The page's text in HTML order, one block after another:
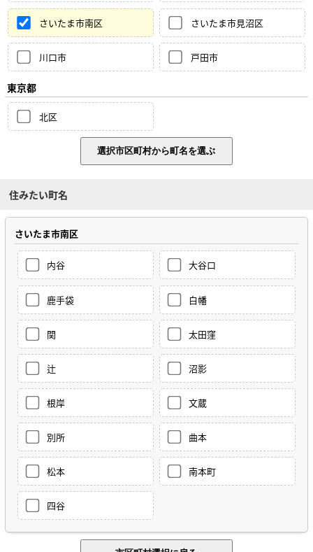
さいたま市南区 さいたま市見沼区
川口市 戸田市
東京都
北区
住みたい町名
さいたま市南区
内谷 大谷口
鹿手袋 白幡
関 太田窪
辻 沼影
根岸 文蔵
別所 曲本
松本 南本町
四谷